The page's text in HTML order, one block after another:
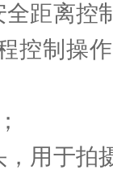
距离控
控制操
用于拍